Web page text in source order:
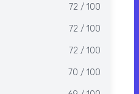
72 / 100
72 / 100
72 / 100
70 / 100